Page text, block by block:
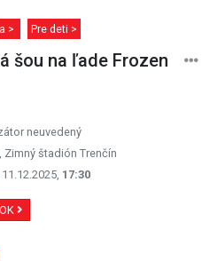
> Pre deti >
šou na ľade Frozen
neuvedený
Zimný štadión Trenčín
17:30